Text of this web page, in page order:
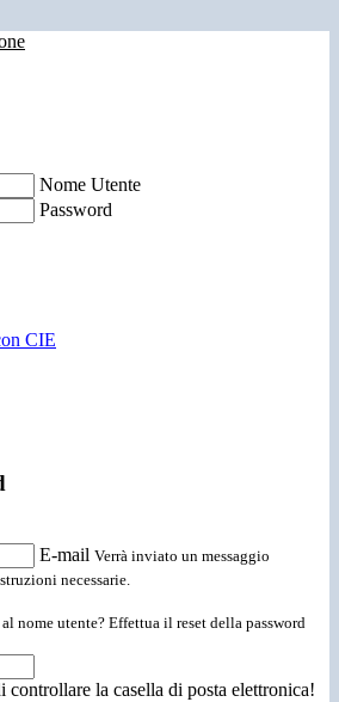
Nome Utente
Password
CIE
E-mail Verrà inviato un messaggio
necessarie.
nome utente? Effettua il reset della password
controllare la casella di posta elettronica!